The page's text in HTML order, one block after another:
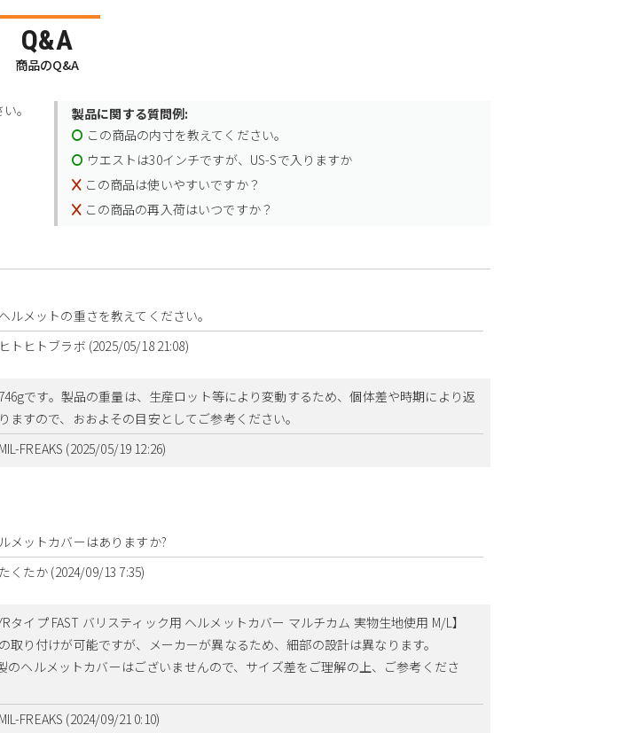
Q&A
商品のQ&A
。
製品に関する質問例:
この商品の内寸を教えてください。
ウエストは30インチですが、US-Sで入りますか
この商品は使いやすいですか？
この商品の再入荷はいつですか？
ルメットの重さを教えてください。
トヒトブラボ (2025/05/18 21:08)
です。製品の重量は、生産ロット等により変動するため、個体差や時期により返
ますので、おおよその目安としてご参考ください。
FREAKS (2025/05/19 12:26)
メットカバーはありますか?
くたか (2024/09/13 7:35)
タイプ FAST バリスティック用 ヘルメットカバー マルチカム 実物生地使用 M/L】
取り付けが可能ですが、メーカーが異なるため、細部の設計は異なります。
のヘルメットカバーはございませんので、サイズ差をご理解の上、ご参考くださ
FREAKS (2024/09/21 0:10)